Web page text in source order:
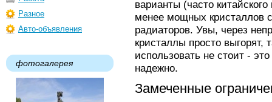
Разное
Авто-объявления
фотогалерея
варианты (часто
менее мощных кристаллов
радиаторов. Увы, через
кристаллы просто выгорят,
использовать не стоит -
надежно.
Замеченные